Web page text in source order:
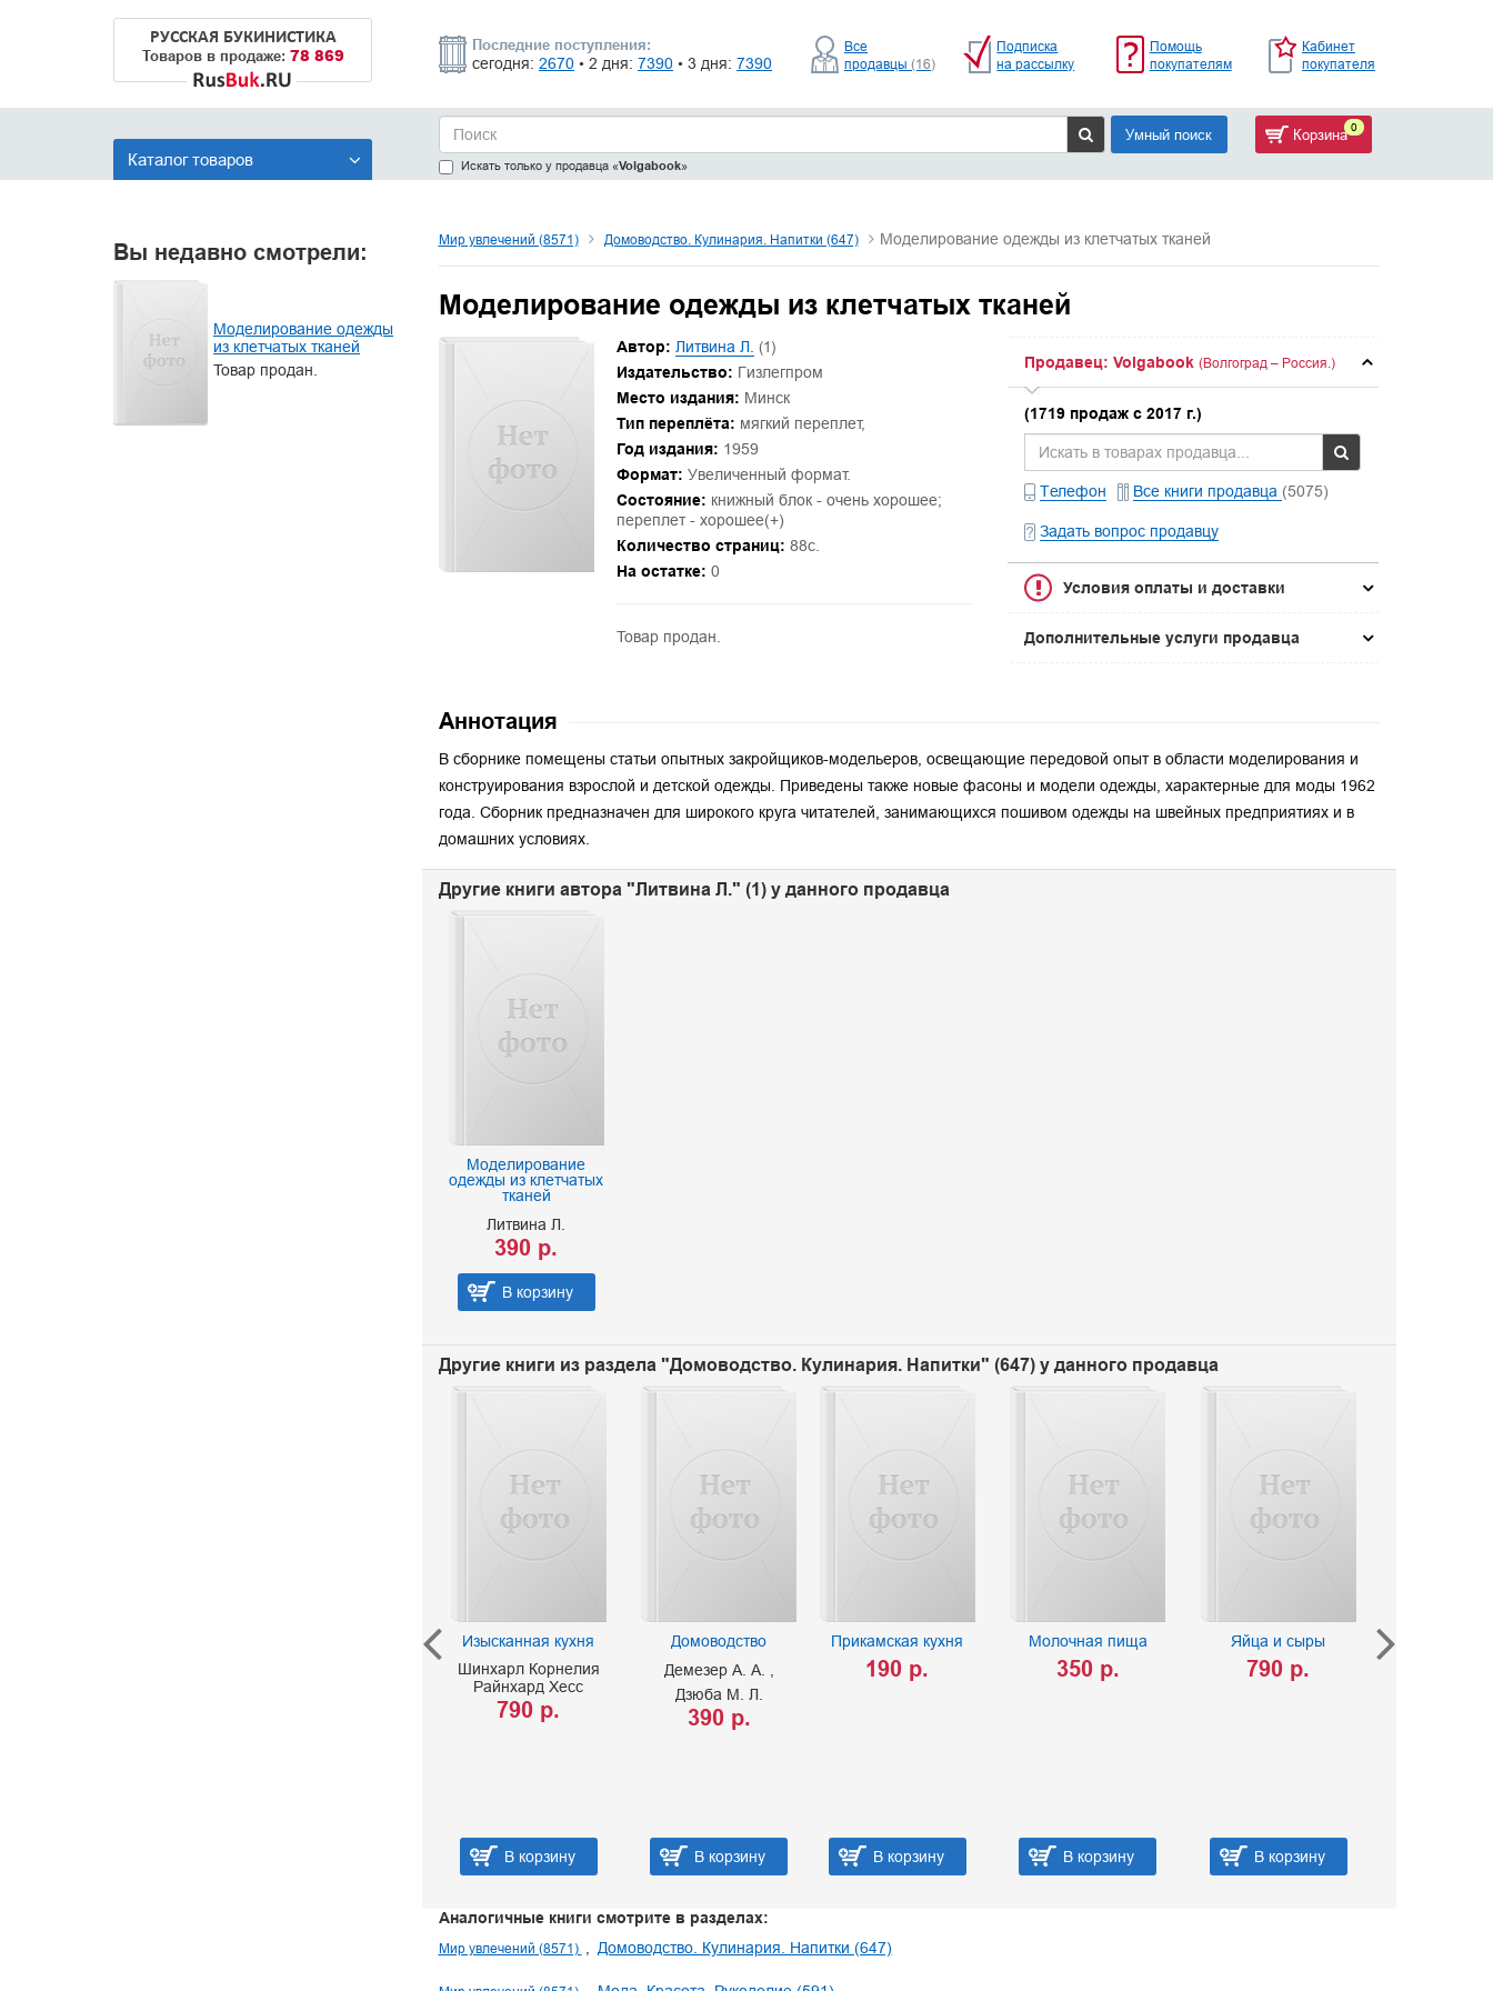
РУССКАЯ БУКИНИСТИКА
Товаров в продаже: 78 869
Последние поступления:
сегодня: 2670 • 2 дня: 7390 • 3 дня: 7390
Все
продавцы (16)
Подписка
на рассылку
Помощь
покупателям
Кабинет
покупателя
Каталог товаров Искать только у продавца «Volgabook»
Умный поиск Корзина 0
Вы недавно смотрели:
Моделирование одежды
из клетчатых тканей
Товар продан.
Мир увлечений (8571) Домоводство. Кулинария. Напитки (647) Моделирование одежды из клетчатых тканей
Моделирование одежды из клетчатых тканей
Автор: Литвина Л. (1)
Издательство: Гизлегпром
Место издания: Минск
Тип переплёта: мягкий переплет,
Год издания: 1959
Формат: Увеличенный формат.
Состояние: книжный блок - очень хорошее;
переплет - хорошее(+)
Количество страниц: 88с.
На остатке: 0
Товар продан.
Продавец: Volgabook (Волгоград – Россия.)
(1719 продаж с 2017 г.)
Телефон Все книги продавца (5075)
Задать вопрос продавцу
Условия оплаты и доставки
Дополнительные услуги продавца
Аннотация
В сборнике помещены статьи опытных закройщиков-модельеров, освещающие передовой опыт в области моделирования и
конструирования взрослой и детской одежды. Приведены также новые фасоны и модели одежды, характерные для моды 1962
года. Сборник предназначен для широкого круга читателей, занимающихся пошивом одежды на швейных предприятиях и в
домашних условиях.
Другие книги автора "Литвина Л." (1) у данного продавца
Моделирование
одежды из клетчатых
тканей
Литвина Л.
390 р.
В корзину
Другие книги из раздела "Домоводство. Кулинария. Напитки" (647) у данного продавца
Изысканная кухня
Шинхарл Корнелия
Райнхард Хесс
790 р.
В корзину
Домоводство
Демезер А. А.
Дзюба М. Л.
390 р.
В корзину
Прикамская кухня
190 р.
В корзину
Молочная пища
350 р.
В корзину
Яйца и сыры
790 р.
В корзину
Сборник
Аналогичные книги смотрите в разделах:
Мир увлечений (8571) Домоводство. Кулинария. Напитки (647)